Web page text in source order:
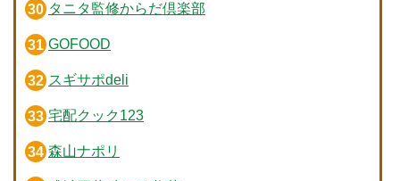
タニタ監修からだ倶楽部
GOFOOD
スギサポdeli
宅配クック123
森山ナポリ